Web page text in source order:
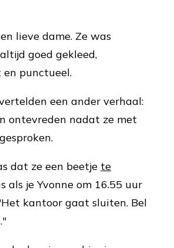
lieve dame. Ze was
goed gekleed,
punctueel.
een ander verhaal:
ontevreden nadat ze met
dat ze een beetje te
als je Yvonne om 16.55 uur
kantoor gaat sluiten. Bel